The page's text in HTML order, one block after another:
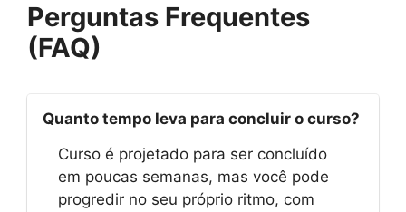
Perguntas Frequentes
(FAQ)
Quanto tempo leva para concluir o curso?
Curso é projetado para ser concluído
em poucas semanas, mas você pode
progredir no seu próprio ritmo, com